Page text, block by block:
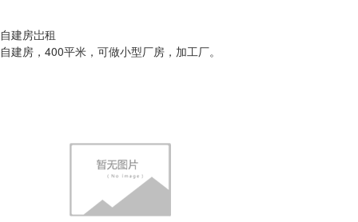
自建房岀租
自建房，400平米，可做小型厂房，加工厂。